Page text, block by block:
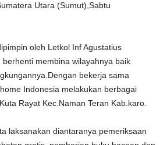
Utara (Sumut),Sabtu
oleh Letkol Inf Agustatius
membina wilayahnya baik
bekerja sama
Indonesia melakukan berbagai
Rayat Kec.Naman Teran Kab.karo.
laksanakan diantaranya pemeriksaan